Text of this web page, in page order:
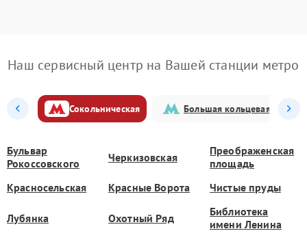
Наш сервисный центр на Вашей станции метро
Сокольническая Большая кольцевая
Бульвар
Рокоссовского
Черкизовская
Преображенская
площадь
Красносельская
Красные Ворота Чистые пруды
Лубянка Охотный Ряд
Библиотека
имени Ленина